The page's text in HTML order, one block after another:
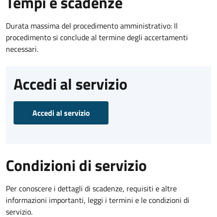
Durata massima del procedimento amministrativo: Il
procedimento si conclude al termine degli accertamenti
necessari.
Accedi al servizio
Accedi al servizio
Condizioni di servizio
Per conoscere i dettagli di scadenze, requisiti e altre
informazioni importanti, leggi i termini e le condizioni di
servizio.